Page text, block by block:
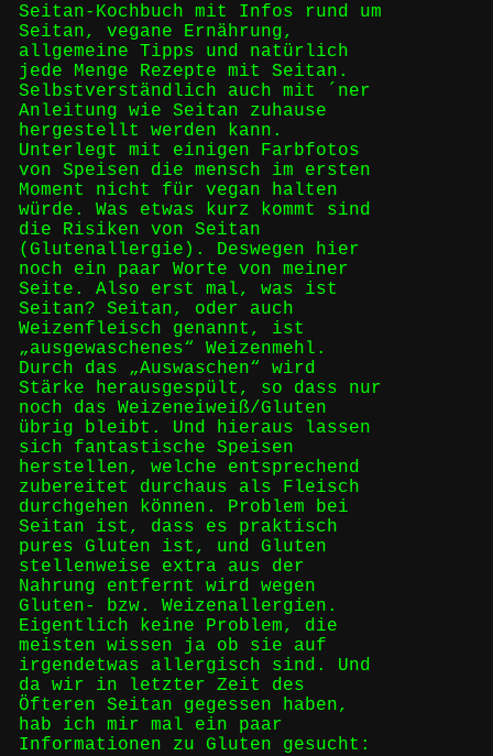
Seitan-Kochbuch mit Infos rund um
Seitan, vegane Ernährung,
allgemeine Tipps und natürlich
jede Menge Rezepte mit Seitan.
Selbstverständlich auch mit ´ner
Anleitung wie Seitan zuhause
hergestellt werden kann.
Unterlegt mit einigen Farbfotos
von Speisen die mensch im ersten
Moment nicht für vegan halten
würde. Was etwas kurz kommt sind
die Risiken von Seitan
(Glutenallergie). Deswegen hier
noch ein paar Worte von meiner
Seite. Also erst mal, was ist
Seitan? Seitan, oder auch
Weizenfleisch genannt, ist
„ausgewaschenes“ Weizenmehl.
Durch das „Auswaschen“ wird
Stärke herausgespült, so dass nur
noch das Weizeneiweiß/Gluten
übrig bleibt. Und hieraus lassen
sich fantastische Speisen
herstellen, welche entsprechend
zubereitet durchaus als Fleisch
durchgehen können. Problem bei
Seitan ist, dass es praktisch
pures Gluten ist, und Gluten
stellenweise extra aus der
Nahrung entfernt wird wegen
Gluten- bzw. Weizenallergien.
Eigentlich keine Problem, die
meisten wissen ja ob sie auf
irgendetwas allergisch sind. Und
da wir in letzter Zeit des
Öfteren Seitan gegessen haben,
hab ich mir mal ein paar
Informationen zu Gluten gesucht: